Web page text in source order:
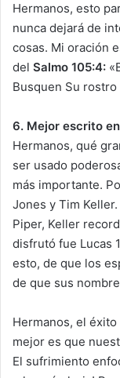
Hermanos, esto
nunca dejará de
cosas. Mi oración
del Salmo 105:4:
Busquen Su
6. Mejor escrito
Hermanos, qué
ser usado
más importante.
Jones y Tim
Piper, Keller
disfrutó fue Lucas
esto, de que los
de que sus
Hermanos, el
mejor es que
El sufrimiento